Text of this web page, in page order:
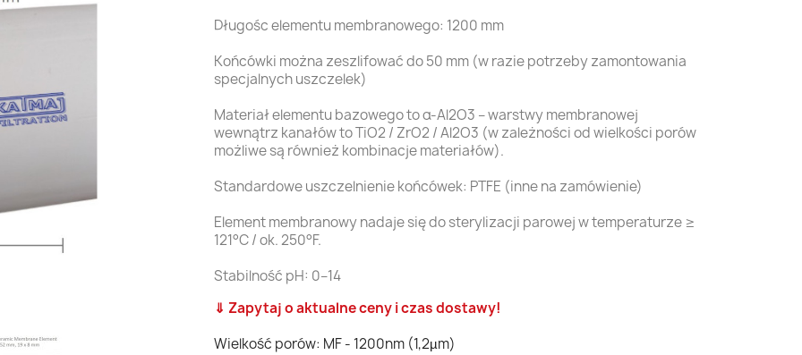
Długośc elementu membranowego: 1200 mm
Końcówki można zeszlifować do 50 mm (w razie potrzeby zamontowania
specjalnych uszczelek)
Materiał elementu bazowego to α-Al2O3 – warstwy membranowej
wewnątrz kanałów to TiO2 / ZrO2 / Al2O3 (w zależności od wielkości porów
możliwe są również kombinacje materiałów).
Standardowe uszczelnienie końcówek: PTFE (inne na zamówienie)
Element membranowy nadaje się do sterylizacji parowej w temperaturze ≥
121°C / ok. 250°F.
Stabilność pH: 0–14
⇓ Zapytaj o aktualne ceny i czas dostawy!
Wielkość porów: MF - 1200nm (1,2µm)